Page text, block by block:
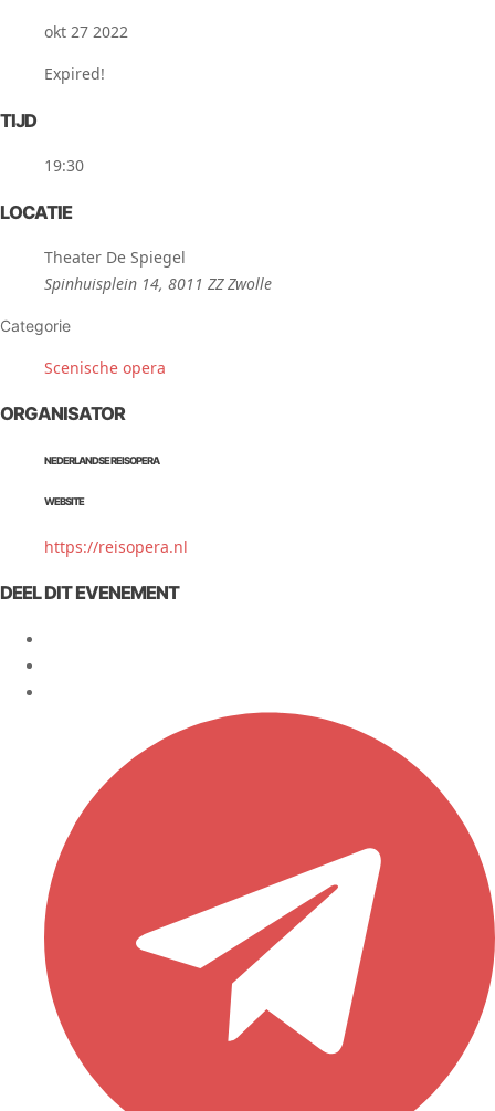
okt 27 2022
Expired!
TIJD
19:30
LOCATIE
Theater De Spiegel
Spinhuisplein 14, 8011 ZZ Zwolle
Categorie
Scenische opera
ORGANISATOR
NEDERLANDSE REISOPERA
WEBSITE
https://reisopera.nl
DEEL DIT EVENEMENT